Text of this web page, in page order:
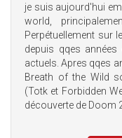
je suis aujourd'hui
world,
Perpétuellement sur
depuis qqes
actuels. Apres qqes
Breath of the Wild
(Totk et Forbidden
découverte de Doom